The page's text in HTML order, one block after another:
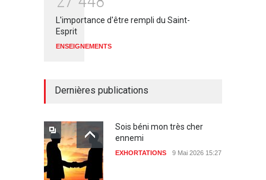
L'importance d'être rempli du Saint-
Esprit
ENSEIGNEMENTS
Dernières publications
Sois béni mon très cher
ennemi
EXHORTATIONS 9 Mai 2026 15:27